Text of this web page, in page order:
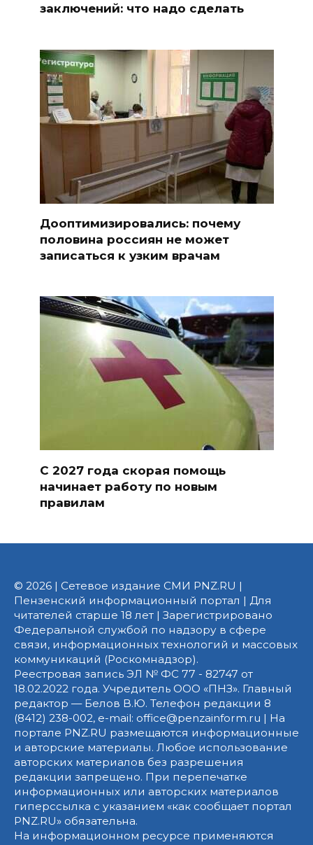
заключений: что надо сделать
Дооптимизировались: почему
половина россиян не может
записаться к узким врачам
С 2027 года скорая помощь
начинает работу по новым
правилам
© 2026 | Сетевое издание СМИ PNZ.RU |
Пензенский информационный портал | Для
читателей старше 18 лет | Зарегистрировано
Федеральной службой по надзору в сфере
связи, информационных технологий и массовых
коммуникаций (Роскомнадзор).
Реестровая запись ЭЛ № ФС 77 - 82747 от
18.02.2022 года. Учредитель ООО «ПНЗ». Главный
редактор — Белов В.Ю. Телефон редакции 8
(8412) 238-002, e-mail: office@penzainform.ru | На
портале PNZ.RU размещаются информационные
и авторские материалы. Любое использование
авторских материалов без разрешения
редакции запрещено. При перепечатке
информационных или авторских материалов
гиперссылка с указанием «как сообщает портал
PNZ.RU» обязательна.
На информационном ресурсе применяются